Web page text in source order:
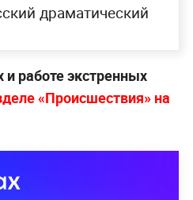
драматический
работе экстренных
«Происшествия» на